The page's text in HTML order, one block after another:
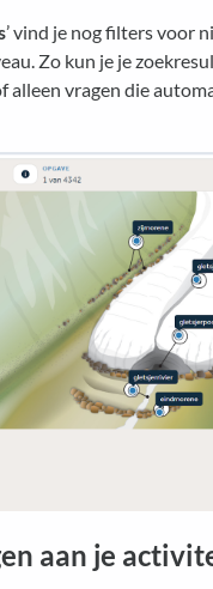
’ vind je nog filters voor
Zo kun je je
alleen vragen die
aan je